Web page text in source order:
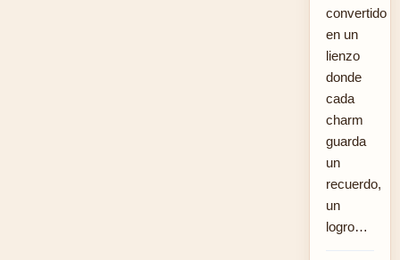
convertido
en un
lienzo
donde
cada
charm
guarda
un
recuerdo,
un
logro…